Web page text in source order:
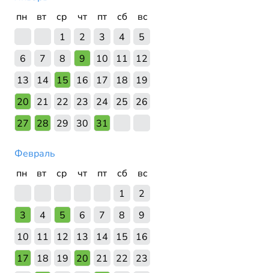
пн
вт ср чт пт сб
вс
1
2 3 4
5
6
7 8 9 10 11
12
13
14 15 16 17 18
19
20
21 22 23 24 25
26
27
28 29 30 31
Февраль
пн
вт ср чт пт сб
вс
1
2
3
4 5 6 7 8
9
10
11 12 13 14 15
16
17
18 19 20 21 22
23